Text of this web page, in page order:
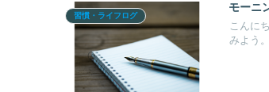
習慣・ライフログ
モーニ
こんに
みよう